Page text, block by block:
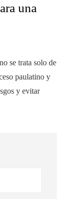
una
se trata solo de
paulatino y
y evitar